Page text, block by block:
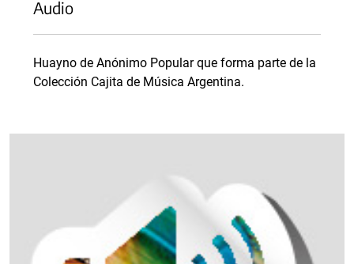
Audio
Huayno de Anónimo Popular que forma parte de la
Colección Cajita de Música Argentina.